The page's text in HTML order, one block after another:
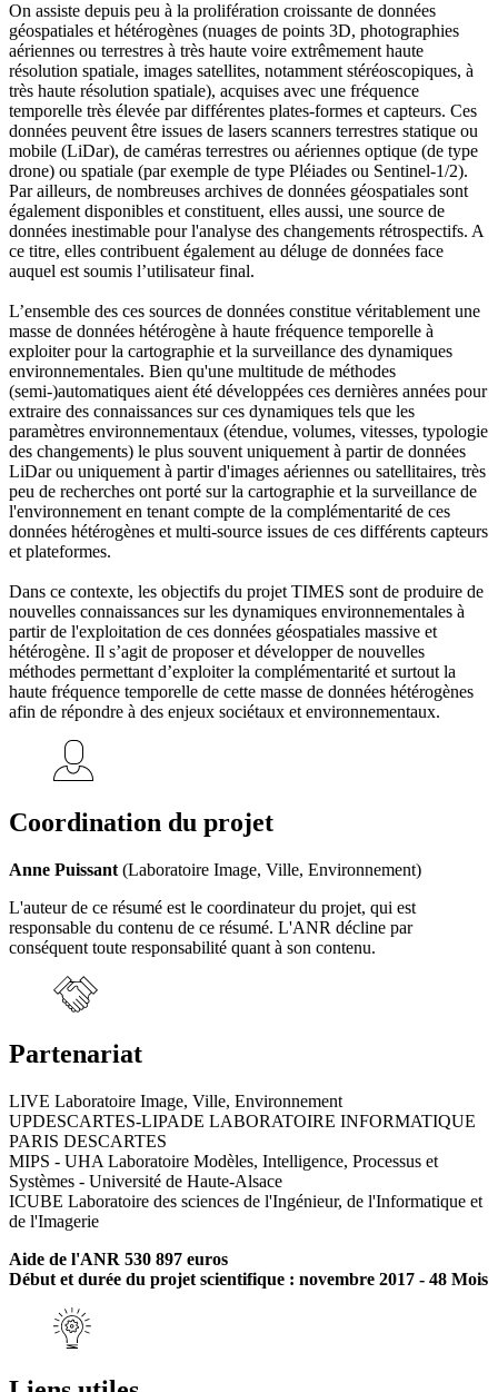
On assiste depuis peu à la prolifération croissante de données
géospatiales et hétérogènes (nuages de points 3D, photographies
aériennes ou terrestres à très haute voire extrêmement haute
résolution spatiale, images satellites, notamment stéréoscopiques, à
très haute résolution spatiale), acquises avec une fréquence
temporelle très élevée par différentes plates-formes et capteurs. Ces
données peuvent être issues de lasers scanners terrestres statique ou
mobile (LiDar), de caméras terrestres ou aériennes optique (de type
drone) ou spatiale (par exemple de type Pléiades ou Sentinel-1/2).
Par ailleurs, de nombreuses archives de données géospatiales sont
également disponibles et constituent, elles aussi, une source de
données inestimable pour l'analyse des changements rétrospectifs. A
ce titre, elles contribuent également au déluge de données face
auquel est soumis l’utilisateur final.
L’ensemble des ces sources de données constitue véritablement une
masse de données hétérogène à haute fréquence temporelle à
exploiter pour la cartographie et la surveillance des dynamiques
environnementales. Bien qu'une multitude de méthodes
(semi-)automatiques aient été développées ces dernières années pour
extraire des connaissances sur ces dynamiques tels que les
paramètres environnementaux (étendue, volumes, vitesses, typologie
des changements) le plus souvent uniquement à partir de données
LiDar ou uniquement à partir d'images aériennes ou satellitaires, très
peu de recherches ont porté sur la cartographie et la surveillance de
l'environnement en tenant compte de la complémentarité de ces
données hétérogènes et multi-source issues de ces différents capteurs
et plateformes.
Dans ce contexte, les objectifs du projet TIMES sont de produire de
nouvelles connaissances sur les dynamiques environnementales à
partir de l'exploitation de ces données géospatiales massive et
hétérogène. Il s’agit de proposer et développer de nouvelles
méthodes permettant d’exploiter la complémentarité et surtout la
haute fréquence temporelle de cette masse de données hétérogènes
afin de répondre à des enjeux sociétaux et environnementaux.
Coordination du projet
Anne Puissant (Laboratoire Image, Ville, Environnement)
L'auteur de ce résumé est le coordinateur du projet, qui est
responsable du contenu de ce résumé. L'ANR décline par
conséquent toute responsabilité quant à son contenu.
Partenariat
LIVE Laboratoire Image, Ville, Environnement
UPDESCARTES-LIPADE LABORATOIRE INFORMATIQUE
PARIS DESCARTES
MIPS - UHA Laboratoire Modèles, Intelligence, Processus et
Systèmes - Université de Haute-Alsace
ICUBE Laboratoire des sciences de l'Ingénieur, de l'Informatique et
de l'Imagerie
Aide de l'ANR 530 897 euros
Début et durée du projet scientifique : novembre 2017 - 48 Mois